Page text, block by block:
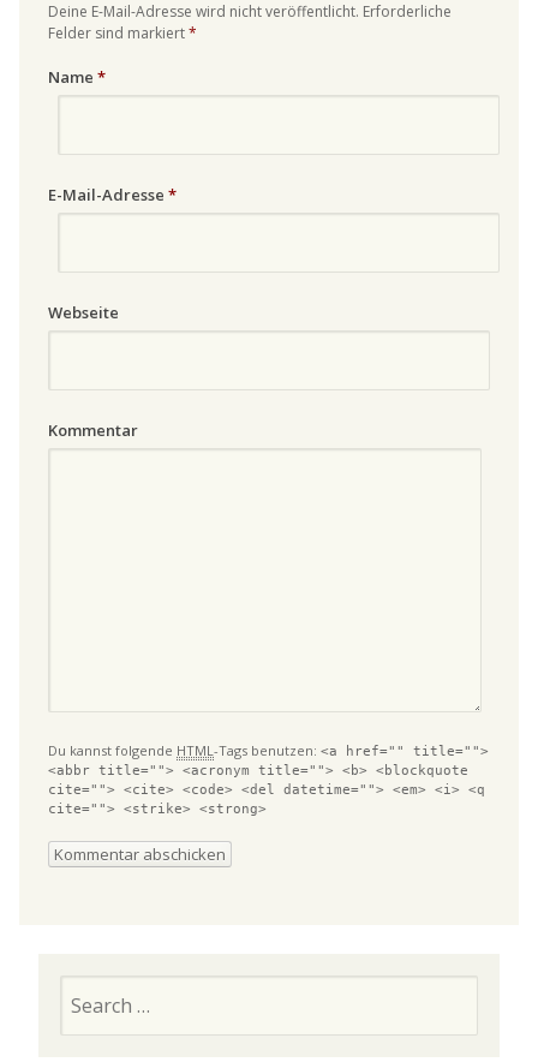
Deine E-Mail-Adresse wird nicht veröffentlicht. Erforderliche
Felder sind markiert*
Name *
E-Mail-Adresse *
Webseite
Kommentar
Du kannst folgende HTML-Tags benutzen: <a href="" title="">
<abbr title=""> <acronym title=""> <b> <blockquote
cite=""> <cite> <code> <del datetime=""> <em> <i> <q
cite=""> <strike> <strong>